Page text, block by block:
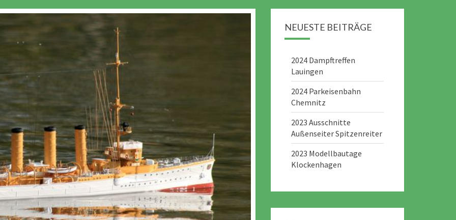
NEUESTE BEITRÄGE
2024 Dampftreffen
Lauingen
2024 Parkeisenbahn
Chemnitz
2023 Ausschnitte
Außenseiter Spitzenreiter
2023 Modellbautage
Klockenhagen